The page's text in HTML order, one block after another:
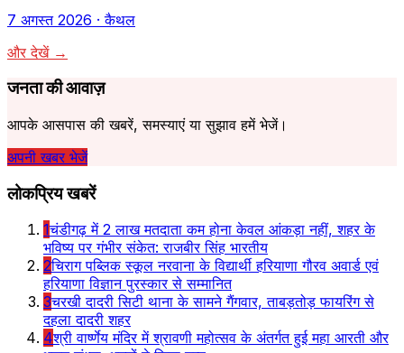
7 अगस्त 2026 · कैथल
और देखें →
जनता की आवाज़
आपके आसपास की खबरें, समस्याएं या सुझाव हमें भेजें।
अपनी खबर भेजें
लोकप्रिय खबरें
1चंडीगढ़ में 2 लाख मतदाता कम होना केवल आंकड़ा नहीं, शहर के
भविष्य पर गंभीर संकेत: राजबीर सिंह भारतीय
2चिराग पब्लिक स्कूल नरवाना के विद्यार्थी हरियाणा गौरव अवार्ड एवं
हरियाणा विज्ञान पुरस्कार से सम्मानित
3चरखी दादरी सिटी थाना के सामने गैंगवार, ताबड़तोड़ फायरिंग से
दहला दादरी शहर
4श्री वार्ष्णेय मंदिर में श्रावणी महोत्सव के अंतर्गत हुई महा आरती और